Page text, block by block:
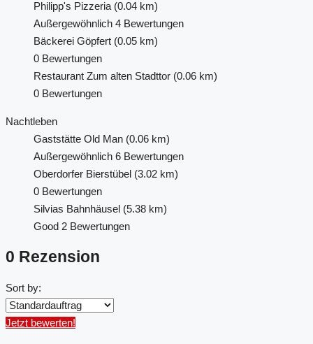
Philipp's Pizzeria (0.04 km)
Außergewöhnlich 4 Bewertungen
Bäckerei Göpfert (0.05 km)
0 Bewertungen
Restaurant Zum alten Stadttor (0.06 km)
0 Bewertungen
Nachtleben
Gaststätte Old Man (0.06 km)
Außergewöhnlich 6 Bewertungen
Oberdorfer Bierstübel (3.02 km)
0 Bewertungen
Silvias Bahnhäusel (5.38 km)
Good 2 Bewertungen
0 Rezension
Sort by:
Jetzt bewerten!